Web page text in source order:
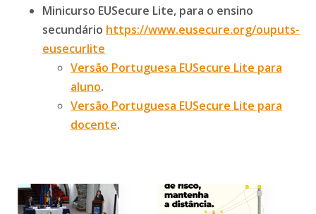
Minicurso EUSecure Lite, para o ensino
secundário https://www.eusecure.org/ouputs-
eusecurlite
Versão Portuguesa EUSecure Lite para
aluno.
Versão Portuguesa EUSecure Lite para
docente.